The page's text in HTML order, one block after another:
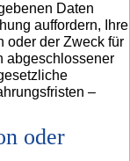
Daten
auffordern, Ihre
oder der Zweck für
abgeschlossener
–
oder